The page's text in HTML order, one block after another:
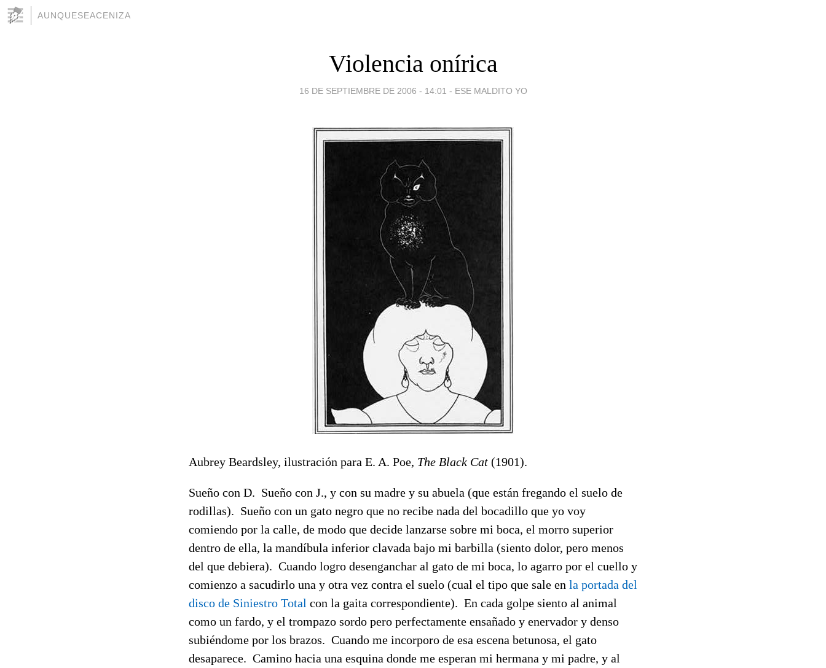
AUNQUESEACENIZA
Violencia onírica
16 DE SEPTIEMBRE DE 2006 - 14:01 - ESE MALDITO YO
Aubrey Beardsley, ilustración para E. A. Poe, The Black Cat (1901).
Sueño con D. Sueño con J., y con su madre y su abuela (que están fregando el suelo de
rodillas). Sueño con un gato negro que no recibe nada del bocadillo que yo voy
comiendo por la calle, de modo que decide lanzarse sobre mi boca, el morro superior
dentro de ella, la mandíbula inferior clavada bajo mi barbilla (siento dolor, pero menos
del que debiera). Cuando logro desenganchar al gato de mi boca, lo agarro por el cuello y
comienzo a sacudirlo una y otra vez contra el suelo (cual el tipo que sale en la portada del
disco de Siniestro Total con la gaita correspondiente). En cada golpe siento al animal
como un fardo, y el trompazo sordo pero perfectamente ensañado y enervador y denso
subiéndome por los brazos. Cuando me incorporo de esa escena betunosa, el gato
desaparece. Camino hacia una esquina donde me esperan mi hermana y mi padre, y al